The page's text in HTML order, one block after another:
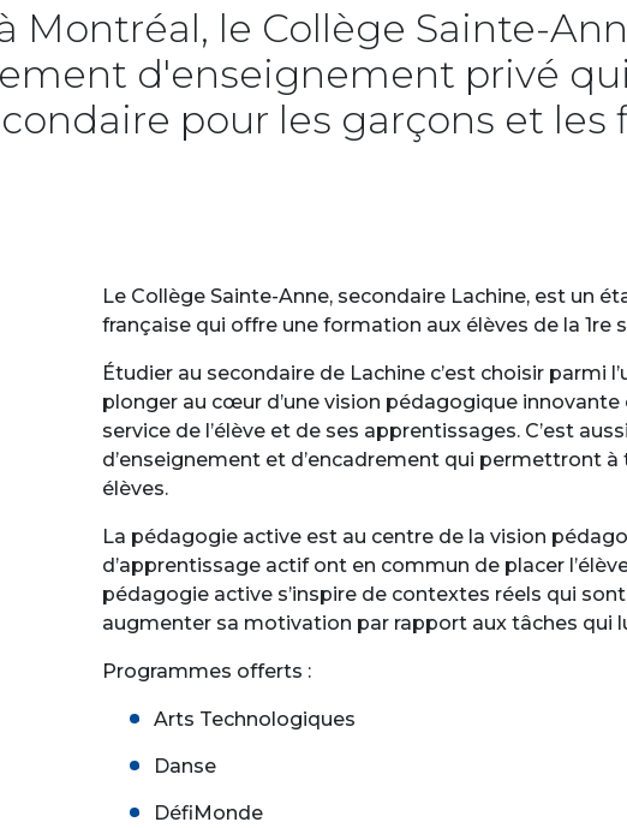
Montréal, le Collège Sainte-
d'enseignement privé
pour les garçons et les
Le Collège Sainte-Anne, secondaire Lachine, est un
française qui offre une formation aux élèves de la 1re
Étudier au secondaire de Lachine c’est choisir parmi
plonger au cœur d’une vision pédagogique
service de l’élève et de ses apprentissages. C’est
d’enseignement et d’encadrement qui permettront
élèves.
La pédagogie active est au centre de la vision
d’apprentissage actif ont en commun de placer
pédagogie active s’inspire de contextes réels qui
augmenter sa motivation par rapport aux tâches qui
Programmes offerts :
Arts Technologiques
Danse
DéfiMonde